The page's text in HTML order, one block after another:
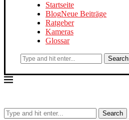
Startseite
BlogNeue Beiträge
Ratgeber
Kameras
Glossar
Search
Search